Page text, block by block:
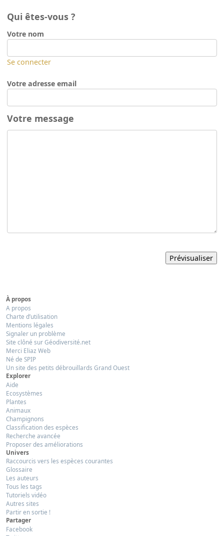
Qui êtes-vous ?
Votre nom
Se connecter
Votre adresse email
Votre message
À propos
A propos
Charte d’utilisation
Mentions légales
Signaler un problème
Site clôné sur Géodiversité.net
Merci Eliaz Web
Né de SPIP
Un site des petits débrouillards Grand Ouest
Explorer
Aide
Ecosystèmes
Plantes
Animaux
Champignons
Classification des espèces
Recherche avancée
Proposer des améliorations
Univers
Raccourcis vers les espèces courantes
Glossaire
Les auteurs
Tous les tags
Tutoriels vidéo
Autres sites
Partir en sortie !
Partager
Facebook